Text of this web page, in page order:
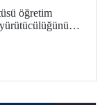
öğretim